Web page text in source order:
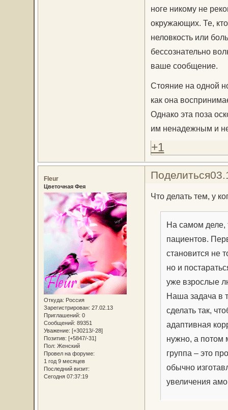
ноге никому не
окружающих. Те,
неловкость или
бессознательно
ваше сообщение.
Стояние на одной
как она
Однако эта поза
им ненадежным и
+1
Поделиться
Fleur
Цветочная Фея
Откуда: Россия
Зарегистрирован: 27.02.13
Приглашений: 0
Сообщений: 89351
Уважение: [+30213/-28]
Позитив: [+5847/-31]
Пол: Женский
Провел на форуме:
1 год 9 месяцев
Последний визит:
Сегодня 07:37:19
Что делать тем, у
На самом деле,
пациентов.
становится не
но и
уже взрослые
Наша задача в
сделать так,
адаптивная
нужно, а потом
группа – это
обычно
увеличения